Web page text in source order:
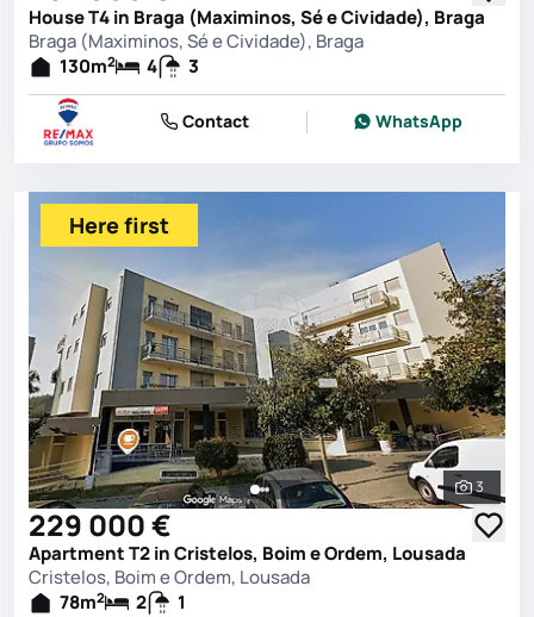
House T4 in Braga (Maximinos, Sé e Cividade), Braga
Braga (Maximinos, Sé e Cividade), Braga
130m2 4 3
Contact WhatsApp
See all
3
Here first
229 000 €
Apartment T2 in Cristelos, Boim e Ordem, Lousada
Cristelos, Boim e Ordem, Lousada
78m2 2 1